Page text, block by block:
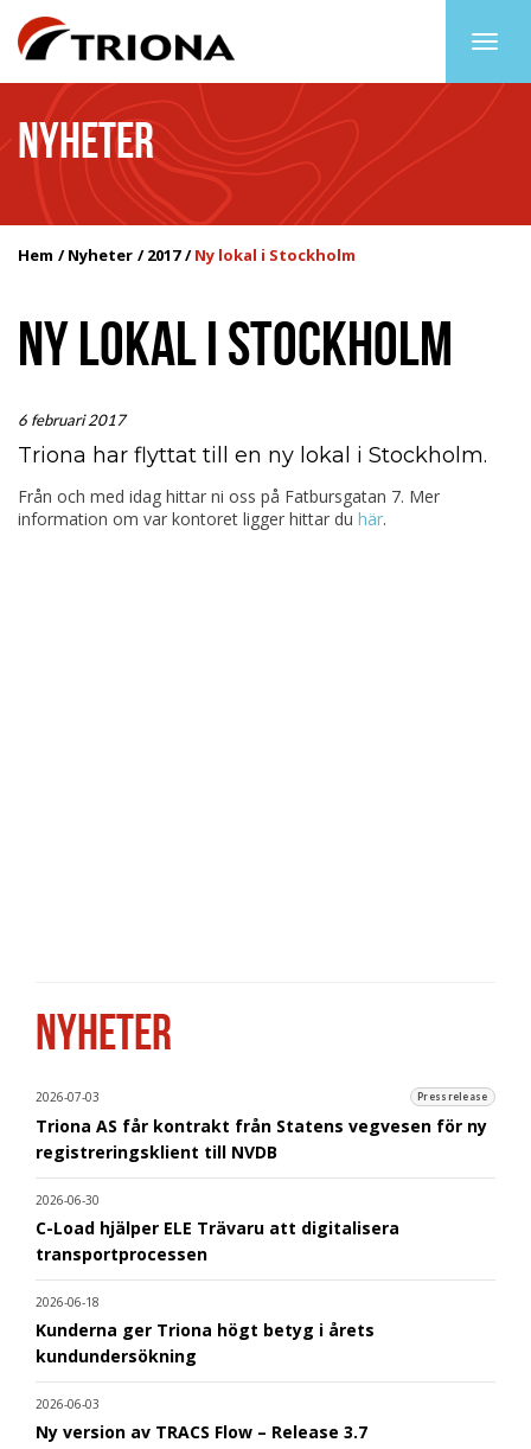
NYHETER
Hem Nyheter 2017 Ny lokal i Stockholm
NY LOKAL I STOCKHOLM
6 februari 2017
Triona har flyttat till en ny lokal i Stockholm.
Från och med idag hittar ni oss på Fatbursgatan 7. Mer
information om var kontoret ligger hittar du här.
NYHETER
2026-07-03 Pressrelease
Triona AS får kontrakt från Statens vegvesen för ny
registreringsklient till NVDB
2026-06-30
C-Load hjälper ELE Trävaru att digitalisera
transportprocessen
2026-06-18
Kunderna ger Triona högt betyg i årets
kundundersökning
2026-06-03
Ny version av TRACS Flow – Release 3.7